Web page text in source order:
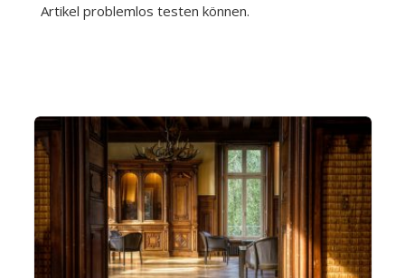
Artikel problemlos testen können.